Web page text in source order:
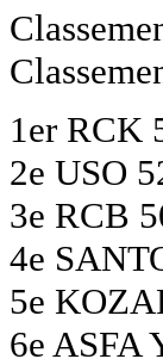
1er RCK
2e USO
3e RCB
4e
5e
6e ASFA